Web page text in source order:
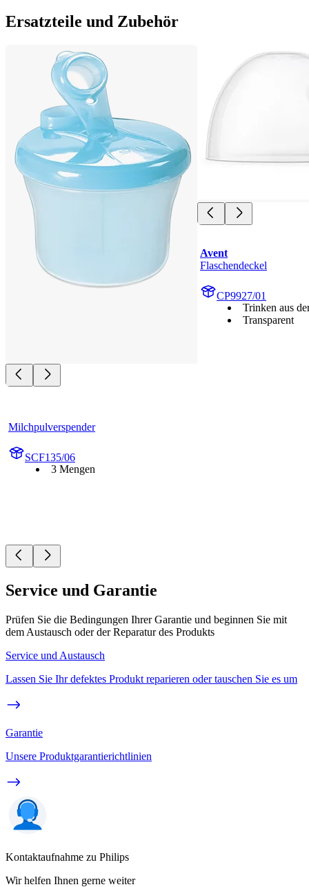
Ersatzteile und Zubehör
Milchpulverspender
SCF135/06
3 Mengen
Avent
Flaschendeckel
CP9927/01
Trinken aus
Transparent
Service und Garantie
Prüfen Sie die Bedingungen Ihrer Garantie und beginnen Sie mit
dem Austausch oder der Reparatur des Produkts
Service und Austausch
Lassen Sie Ihr defektes Produkt reparieren oder tauschen Sie es um
Garantie
Unsere Produktgarantierichtlinien
Kontaktaufnahme zu Philips
Wir helfen Ihnen gerne weiter